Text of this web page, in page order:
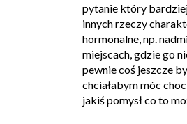
pytanie który
innych rzeczy
hormonalne, np.
miejscach, gdzie go
pewnie coś jeszcze by
chciałabym móc
jakiś pomysł co to